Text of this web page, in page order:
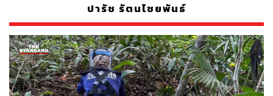
ปารัช รัตนไชยพันธ์